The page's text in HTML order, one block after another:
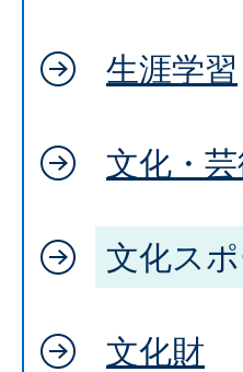
生涯学習
文化・
文化ス
文化財